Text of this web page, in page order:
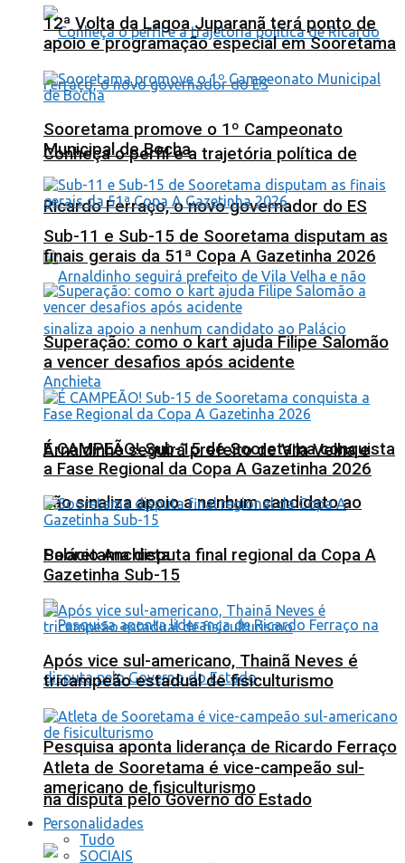
Conheça o perfil e a trajetória política de
Ricardo Ferraço, o novo governador do ES
Arnaldinho seguirá prefeito de Vila Velha e
não sinaliza apoio a nenhum candidato ao
Palácio Anchieta
Pesquisa aponta liderança de Ricardo Ferraço
na disputa pelo Governo do Estado
12ª Volta da Lagoa Juparanã terá ponto de
apoio e programação especial em Sooretama
Sooretama promove o 1º Campeonato
Municipal de Bocha
Sub-11 e Sub-15 de Sooretama disputam as
finais gerais da 51ª Copa A Gazetinha 2026
Superação: como o kart ajuda Filipe Salomão
a vencer desafios após acidente
É CAMPEÃO! Sub-15 de Sooretama conquista
a Fase Regional da Copa A Gazetinha 2026
Sooretama disputa final regional da Copa A
Gazetinha Sub-15
Após vice sul-americano, Thainã Neves é
tricampeão estadual de fisiculturismo
Atleta de Sooretama é vice-campeão sul-
americano de fisiculturismo
Personalidades
Tudo
SOCIAIS